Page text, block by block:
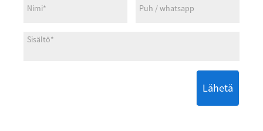
Lähetä